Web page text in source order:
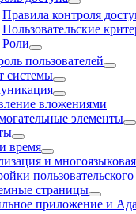
Правила контроля
Пользовательские
Роли
пользователей
системы
вложениями
элементы
время
и
страницы
приложение и